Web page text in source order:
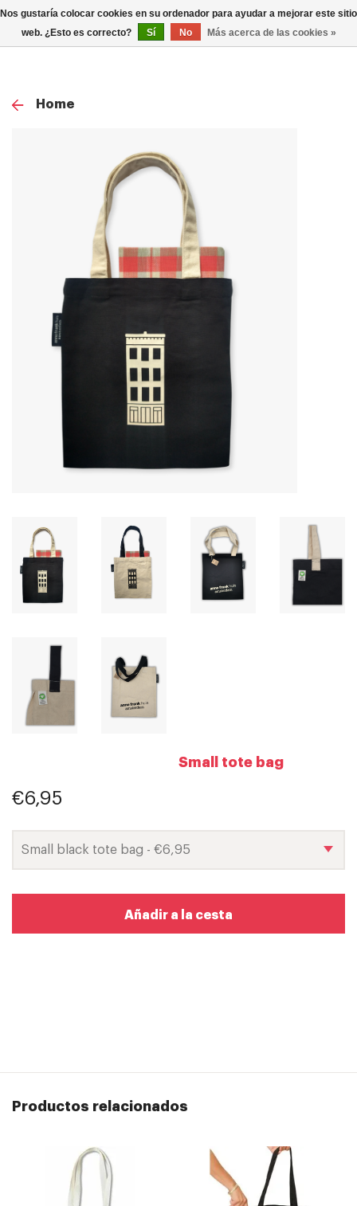
0
Home
Small tote bag
€6,95
Añadir a la cesta
Productos relacionados
Nos gustaría colocar cookies en su ordenador para ayudar a mejorar este sitio
web. ¿Esto es correcto?
Sí No Más acerca de las cookies »